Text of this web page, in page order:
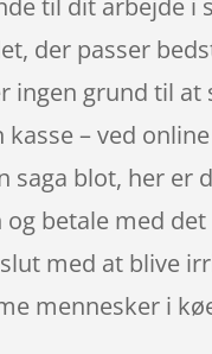
der passer
ingen grund til at
kasse – ved
saga blot, her er
og betale med
med at blive
mennesker i